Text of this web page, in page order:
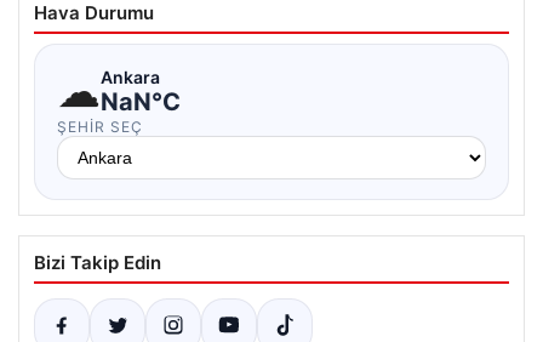
Hava Durumu
☁Ankara
NaN°C
ŞEHIR SEÇ
Bizi Takip Edin